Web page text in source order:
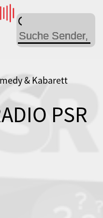
--- & Kabarett
PSR